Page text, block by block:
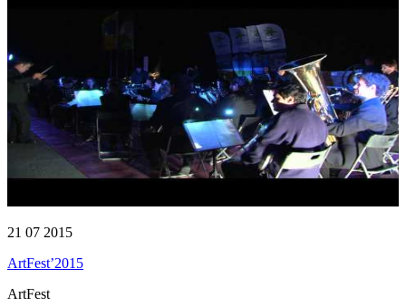
21 07 2015
ArtFest’2015
ArtFest